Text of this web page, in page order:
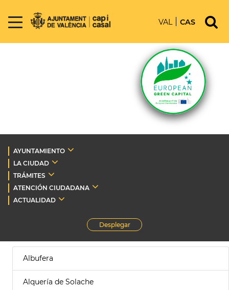
VAL CAS
AYUNTAMIENTO
LA CIUDAD
TRÁMITES
ATENCIÓN CIUDADANA
ACTUALIDAD
Desplegar
Albufera
Alquería de Solache